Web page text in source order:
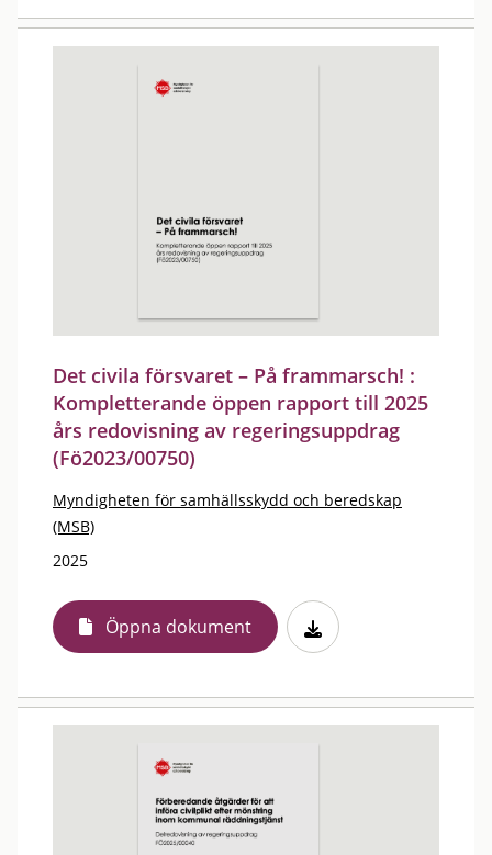
Det civila försvaret – På frammarsch! :
Kompletterande öppen rapport till 2025
års redovisning av regeringsuppdrag
(Fö2023/00750)
Myndigheten för samhällsskydd och beredskap
(MSB)
2025
Öppna dokument